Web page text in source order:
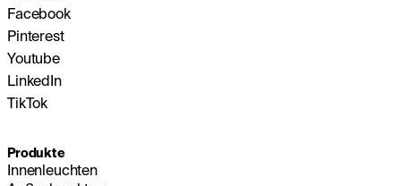
Facebook
Pinterest
Youtube
LinkedIn
TikTok
Produkte
Innenleuchten